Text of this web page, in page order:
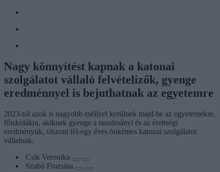
Nagy könnyítést kapnak a katonai
szolgálatot vállaló felvételizők, gyenge
eredménnyel is bejuthatnak az egyetemre
2023-tól azok is nagyobb eséllyel kerülnek majd be az egyetemekre,
főiskolákra, akiknek gyenge a tanulmányi és az érettségi
eredményük, viszont fél-egy éves önkéntes katonai szolgálatot
vállalnak.
Csik Veronika
Szabó Fruzsina